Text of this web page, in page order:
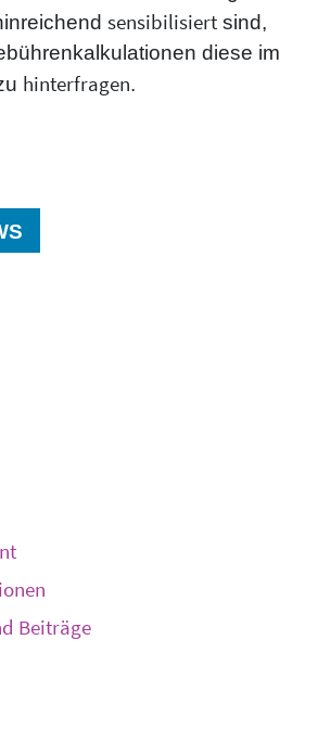
sensibilisiert sind,
diese im
hinterfragen.
Beiträge